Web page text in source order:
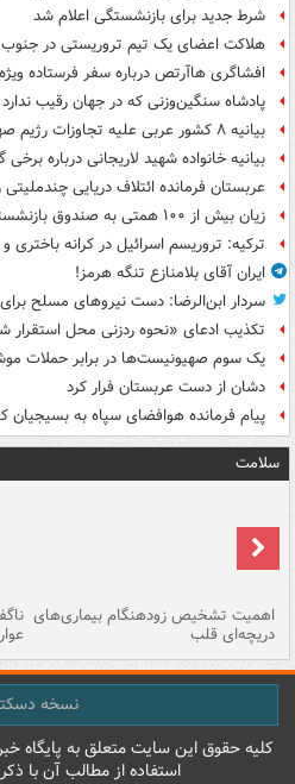
شرط جدید برای بازنشستگی اعلام شد
هلاکت اعضای یک تیم تروریستی در
افشاگری هاآرتص درباره سفر فرستاده ویژه
پادشاه سنگین‌وزنی که در جهان رقیب ندارد
بیانیه ۸ کشور عربی علیه تجاوزات رژیم صهیونیستی در غزه
بیانیه خانواده شهید لاریجانی درباره
عربستان فرمانده ائتلاف دریایی
زیان بیش از ۱۰۰ همتی به صندوق‌ بازنشستگی نفت
ترکیه: تروریسم اسرائیل در کرانه باختری
ایران آقای بلامنازع تنگه هرمز!
سردار ابن‌الرضا: دست نیروهای مسلح
تکذیب ادعای «نحوه ردزنی محل استقرار
یک‌ سوم صهیونیست‌ها در برابر حملات
دشان از دست عربستان فرار کرد
پیام فرمانده هوافضای سپاه به بسیجیان
سلامت
اهمیت تشخیص زودهنگام بیماری‌های
دریچه‌ای قلب
نسخه
کليه حقوق اين سايت متعلق به پایگاه
استفاده از مطالب آن با